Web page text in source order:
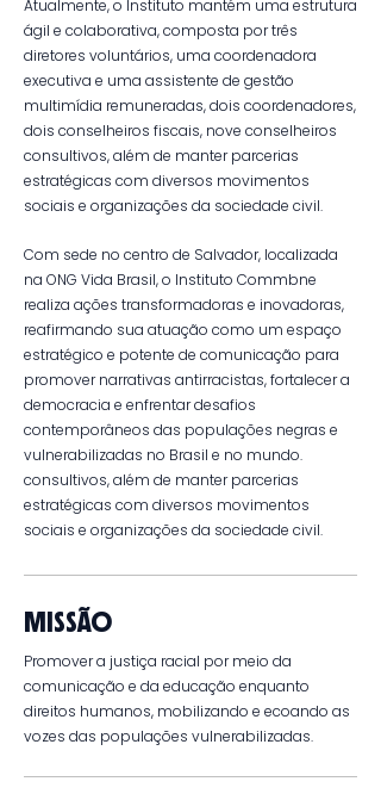
Atualmente, o Instituto mantém uma estrutura
ágil e colaborativa, composta por três
diretores voluntários, uma coordenadora
executiva e uma assistente de gestão
multimídia remuneradas, dois coordenadores,
dois conselheiros fiscais, nove conselheiros
consultivos, além de manter parcerias
estratégicas com diversos movimentos
sociais e organizações da sociedade civil.
Com sede no centro de Salvador, localizada
na ONG Vida Brasil, o Instituto Commbne
realiza ações transformadoras e inovadoras,
reafirmando sua atuação como um espaço
estratégico e potente de comunicação para
promover narrativas antirracistas, fortalecer a
democracia e enfrentar desafios
contemporâneos das populações negras e
vulnerabilizadas no Brasil e no mundo.
consultivos, além de manter parcerias
estratégicas com diversos movimentos
sociais e organizações da sociedade civil.
MISSÃO
Promover a justiça racial por meio da
comunicação e da educação enquanto
direitos humanos, mobilizando e ecoando as
vozes das populações vulnerabilizadas.